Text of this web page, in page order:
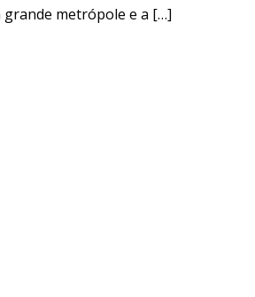
grande metrópole e a […]